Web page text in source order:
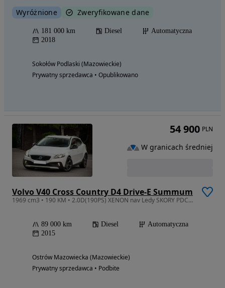
Wyróżnione Zweryfikowane dane
181 000 km Diesel
Automatyczna
2018
Sokołów Podlaski (Mazowieckie)
Prywatny sprzedawca • Opublikowano
Volvo V40 Cross Country D4 Drive-E Summum
1969 cm3 • 190 KM • 2.0D(190PS) XENON nav Ledy SKORY PDC z Niemiec!FULL
89 000 km Diesel
Automatyczna
2015
Ostrów Mazowiecka (Mazowieckie)
Prywatny sprzedawca • Podbite
54 900 PLN
W granicach średniej